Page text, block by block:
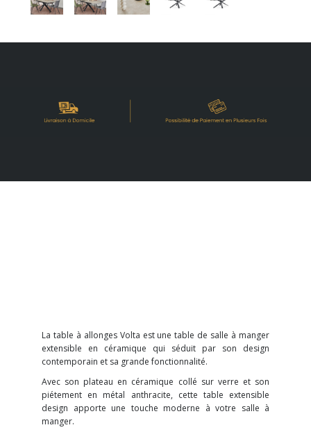
La table à allonges Volta est une table de salle à manger
extensible en céramique qui séduit par son design
contemporain et sa grande fonctionnalité.
Avec son plateau en céramique collé sur verre et son
piétement en métal anthracite, cette table extensible
design apporte une touche moderne à votre salle à
manger.